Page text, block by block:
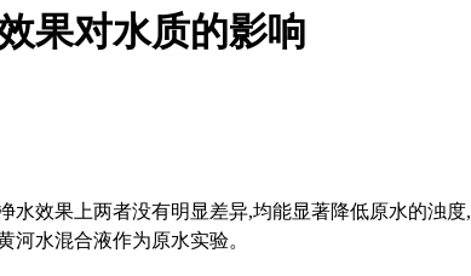
果对水质的影响
效果上两者没有明显差异,均能显著降低原水的浊
水混合液作为原水实验。